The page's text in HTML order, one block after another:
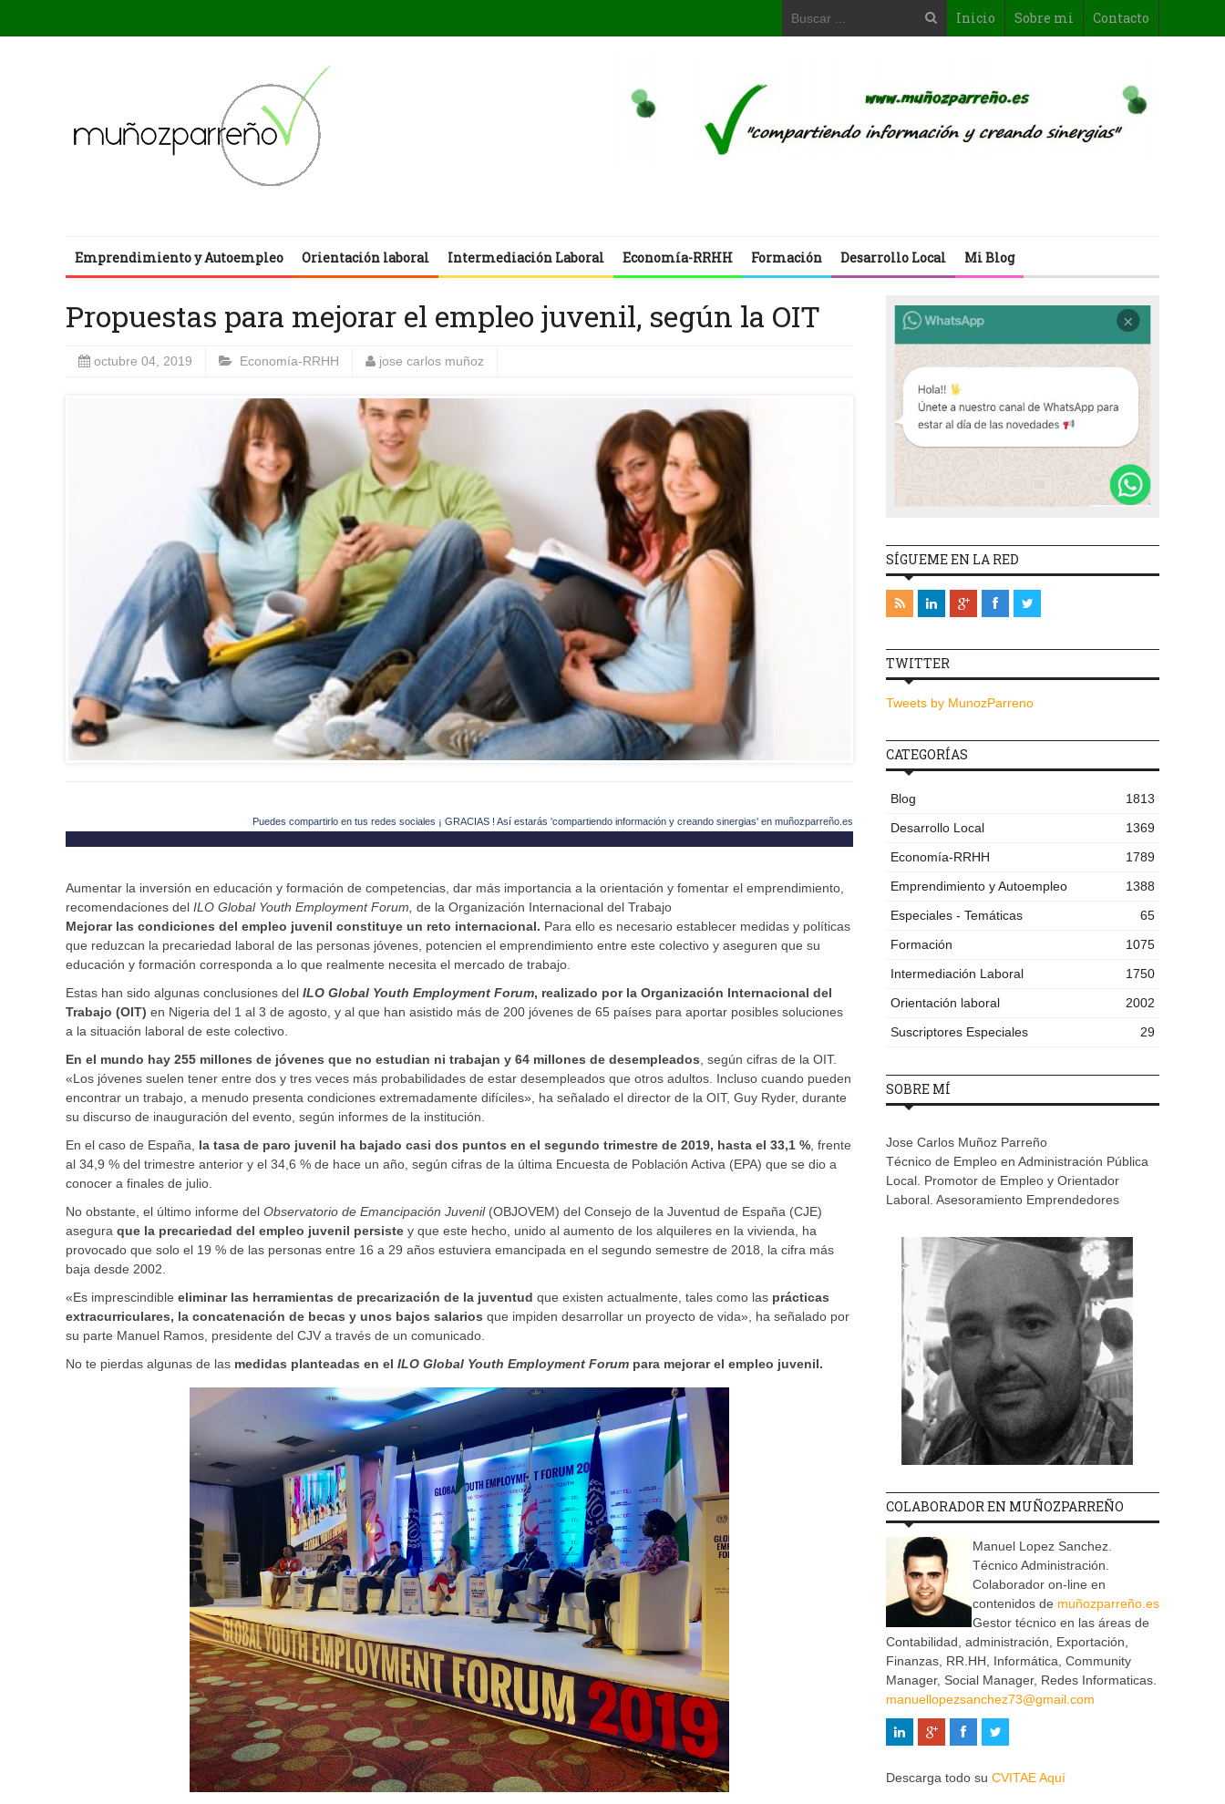
Inicio Sobre mi Contacto
Emprendimiento y Autoempleo Orientación laboral Intermediación Laboral Economía-RRHH Formación Desarrollo Local Mi Blog
Propuestas para mejorar el empleo juvenil, según la OIT
octubre 04, 2019 Economía-RRHH jose carlos muñoz
Puedes compartirlo en tus redes sociales ¡ GRACIAS ! Así estarás 'compartiendo información y creando sinergias' en muñozparreño.es
Aumentar la inversión en educación y formación de competencias, dar más importancia a la orientación y fomentar el emprendimiento,
recomendaciones del ILO Global Youth Employment Forum, de la Organización Internacional del Trabajo
Mejorar las condiciones del empleo juvenil constituye un reto internacional. Para ello es necesario establecer medidas y políticas
que reduzcan la precariedad laboral de las personas jóvenes, potencien el emprendimiento entre este colectivo y aseguren que su
educación y formación corresponda a lo que realmente necesita el mercado de trabajo.
Estas han sido algunas conclusiones del ILO Global Youth Employment Forum, realizado por la Organización Internacional del
Trabajo (OIT) en Nigeria del 1 al 3 de agosto, y al que han asistido más de 200 jóvenes de 65 países para aportar posibles soluciones
a la situación laboral de este colectivo.
En el mundo hay 255 millones de jóvenes que no estudian ni trabajan y 64 millones de desempleados, según cifras de la OIT.
«Los jóvenes suelen tener entre dos y tres veces más probabilidades de estar desempleados que otros adultos. Incluso cuando pueden
encontrar un trabajo, a menudo presenta condiciones extremadamente difíciles», ha señalado el director de la OIT, Guy Ryder, durante
su discurso de inauguración del evento, según informes de la institución.
En el caso de España, la tasa de paro juvenil ha bajado casi dos puntos en el segundo trimestre de 2019, hasta el 33,1 %, frente
al 34,9 % del trimestre anterior y el 34,6 % de hace un año, según cifras de la última Encuesta de Población Activa (EPA) que se dio a
conocer a finales de julio.
No obstante, el último informe del Observatorio de Emancipación Juvenil(OBJOVEM) del Consejo de la Juventud de España (CJE)
asegura que la precariedad del empleo juvenil persiste y que este hecho, unido al aumento de los alquileres en la vivienda, ha
provocado que solo el 19 % de las personas entre 16 a 29 años estuviera emancipada en el segundo semestre de 2018, la cifra más
baja desde 2002.
«Es imprescindible eliminar las herramientas de precarización de la juventud que existen actualmente, tales como las prácticas
extracurriculares, la concatenación de becas y unos bajos salarios que impiden desarrollar un proyecto de vida», ha señalado por
su parte Manuel Ramos, presidente del CJV a través de un comunicado.
No te pierdas algunas de las medidas planteadas en el ILO Global Youth Employment Forum para mejorar el empleo juvenil.
SÍGUEME EN LA RED
TWITTER
Tweets by MunozParreno
CATEGORÍAS
Blog
1813
Desarrollo Local
1369
Economía-RRHH
1789
Emprendimiento y Autoempleo
1388
Especiales - Temáticas
65
Formación
1075
Intermediación Laboral
1750
Orientación laboral
2002
Suscriptores Especiales
29
SOBRE MÍ
Jose Carlos Muñoz Parreño
Técnico de Empleo en Administración Pública
Local. Promotor de Empleo y Orientador
Laboral. Asesoramiento Emprendedores
COLABORADOR EN MUÑOZPARREÑO
Manuel Lopez Sanchez.
Técnico Administración.
Colaborador on-line en
contenidos de muñozparreño.es
Gestor técnico en las áreas de
Contabilidad, administración, Exportación,
Finanzas, RR.HH, Informática, Community
Manager, Social Manager, Redes Informaticas.
manuellopezsanchez73@gmail.com
Descarga todo su CVITAE Aquí